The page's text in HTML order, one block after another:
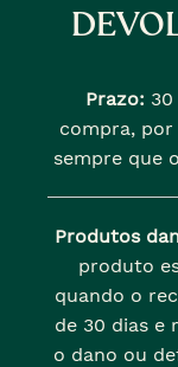
Prazo:
compra, por
sempre que
Produtos
produto
quando o
de 30 dias e
o dano ou